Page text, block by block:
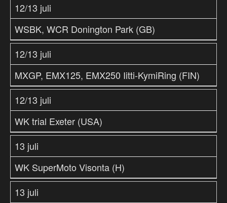
12/13 juli
WSBK, WCR Donington Park (GB)
12/13 juli
MXGP, EMX125, EMX250 Iitti-KymiRing (FIN)
12/13 juli
WK trial Exeter (USA)
13 juli
WK SuperMoto Visonta (H)
13 juli